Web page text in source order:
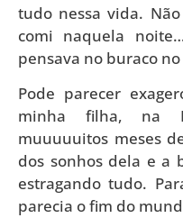
tudo nessa vida.
comi naquela
pensava no buraco
Pode parecer
minha filha, na
muuuuuitos meses
dos sonhos dela e a
estragando tudo.
parecia o fim do